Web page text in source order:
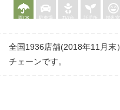
雨OK 駐車場 ｵﾑﾂ台 託児所 授乳室
全国1936店舗(2018年11月末
チェーンです。